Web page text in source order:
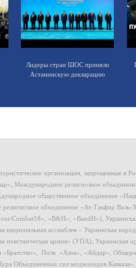
Лидеры стран ШОС приняли
Астанинскую декларацию
организации, запрещенные в
Международное религиозное
общественное объединение
объединение «Ат-Такфир
Combat18», «B&H», «BandH»),
национальная ассамблея – Украинская
повстанческая армия» (УПА), Украинская
«Братство», Полк «Азов», «Айдар»,
Объединенных сил моджахедов Кавказа»,